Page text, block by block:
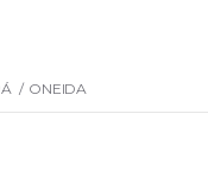
/ ONEIDA